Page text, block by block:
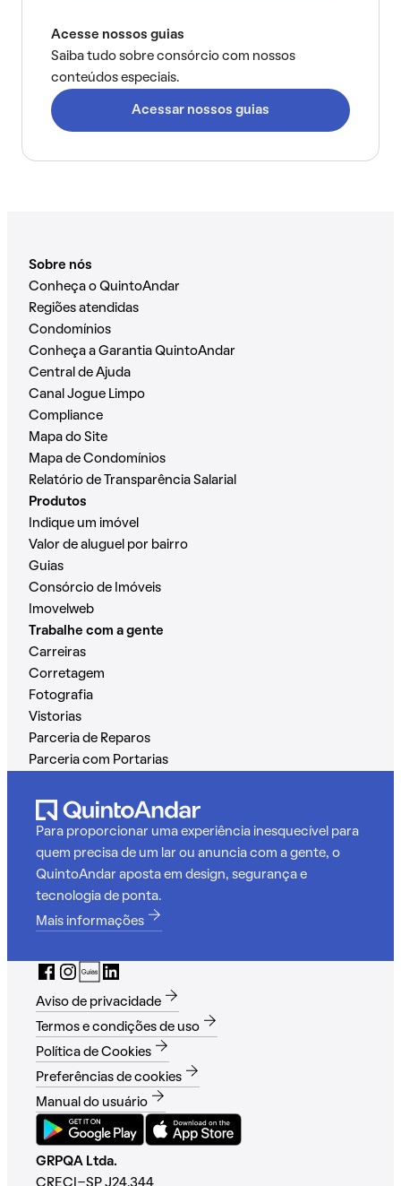
Acesse nossos guias
Saiba tudo sobre consórcio com nossos
conteúdos especiais.
Acessar nossos guias
Sobre nós
Conheça o QuintoAndar
Regiões atendidas
Condomínios
Conheça a Garantia QuintoAndar
Central de Ajuda
Canal Jogue Limpo
Compliance
Mapa do Site
Mapa de Condomínios
Relatório de Transparência Salarial
Produtos
Indique um imóvel
Valor de aluguel por bairro
Guias
Consórcio de Imóveis
Imovelweb
Trabalhe com a gente
Carreiras
Corretagem
Fotografia
Vistorias
Parceria de Reparos
Parceria com Portarias
Para proporcionar uma experiência inesquecível para
quem precisa de um lar ou anuncia com a gente, o
QuintoAndar aposta em design, segurança e
tecnologia de ponta.
Mais informações
Aviso de privacidade
Termos e condições de uso
Política de Cookies
Preferências de cookies
Manual do usuário
GRPQA Ltda.